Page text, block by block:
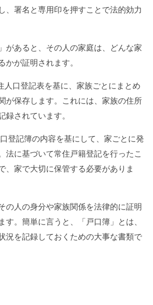
、署名と専用印を押すことで法的効力
があると、その人の家庭は、どんな家
かが証明されます。
人口登記表を基に、家族ごとにまとめ
が保存します。これには、家族の住所
録されています。
口登記簿の内容を基にして、家ごとに発
法に基づいて常住戸籍登記を行ったこ
、家で大切に保管する必要がありま
の人の身分や家族関係を法律的に証明
す。簡単に言うと、「戸口簿」とは、
況を記録しておくための大事な書類で